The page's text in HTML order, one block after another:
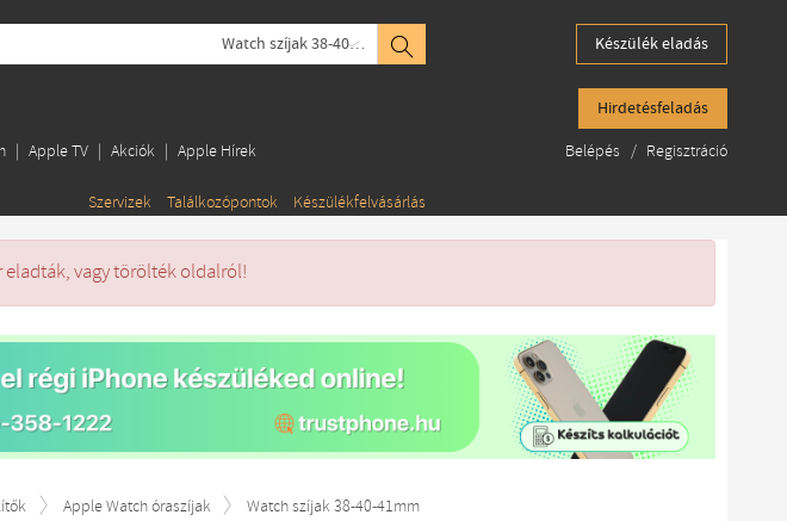
Watch szíjak 38-40-41mm Készülék eladás
Hirdetésfeladás
Apple TV Akciók Apple Hírek
Szervizek Találkozópontok Készülékfelvásárlás
Belépés / Regisztráció
vagy törölték oldalról!
Apple Watch óraszíjak Watch szíjak 38-40-41mm